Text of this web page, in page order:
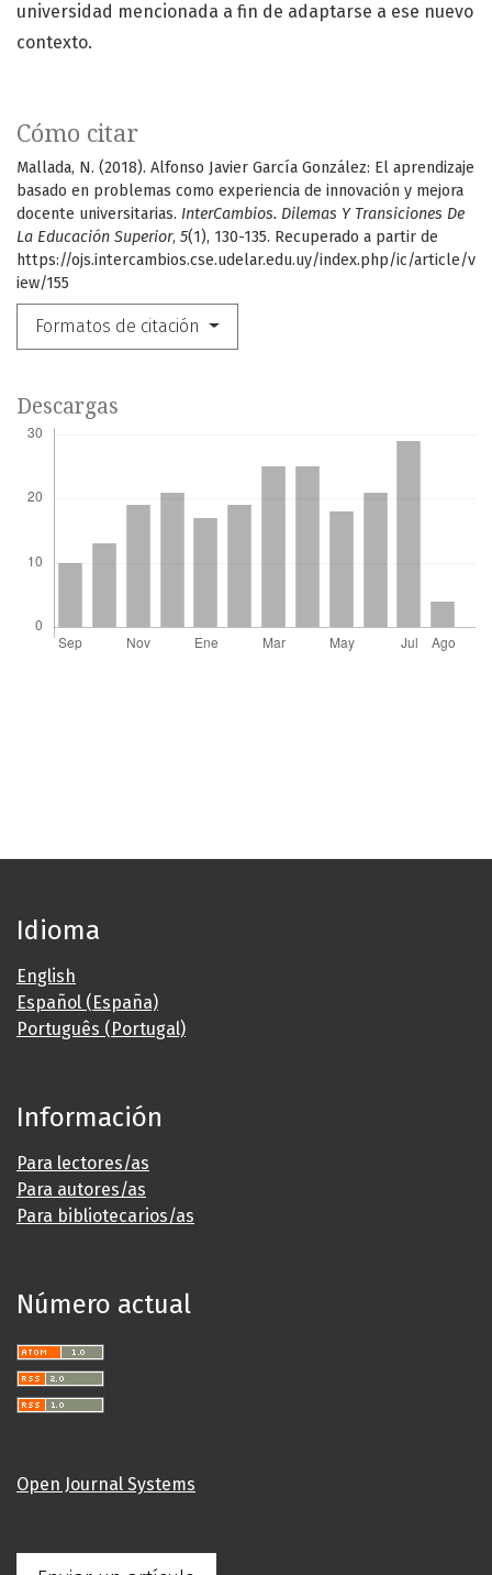
Cómo citar
Mallada, N. (2018). Alfonso Javier García González: El aprendizaje
basado en problemas como experiencia de innovación y mejora
docente universitarias. InterCambios. Dilemas Y Transiciones De
La Educación Superior, 5(1), 130-135. Recuperado a partir de
https://ojs.intercambios.cse.udelar.edu.uy/index.php/ic/article/v
iew/155
Formatos de citación
universidad mencionada a fin de adaptarse a ese nuevo
contexto.
Descargas
Idioma
English
Español (España)
Português (Portugal)
Información
Para lectores/as
Para autores/as
Para bibliotecarios/as
Número actual
Open Journal Systems